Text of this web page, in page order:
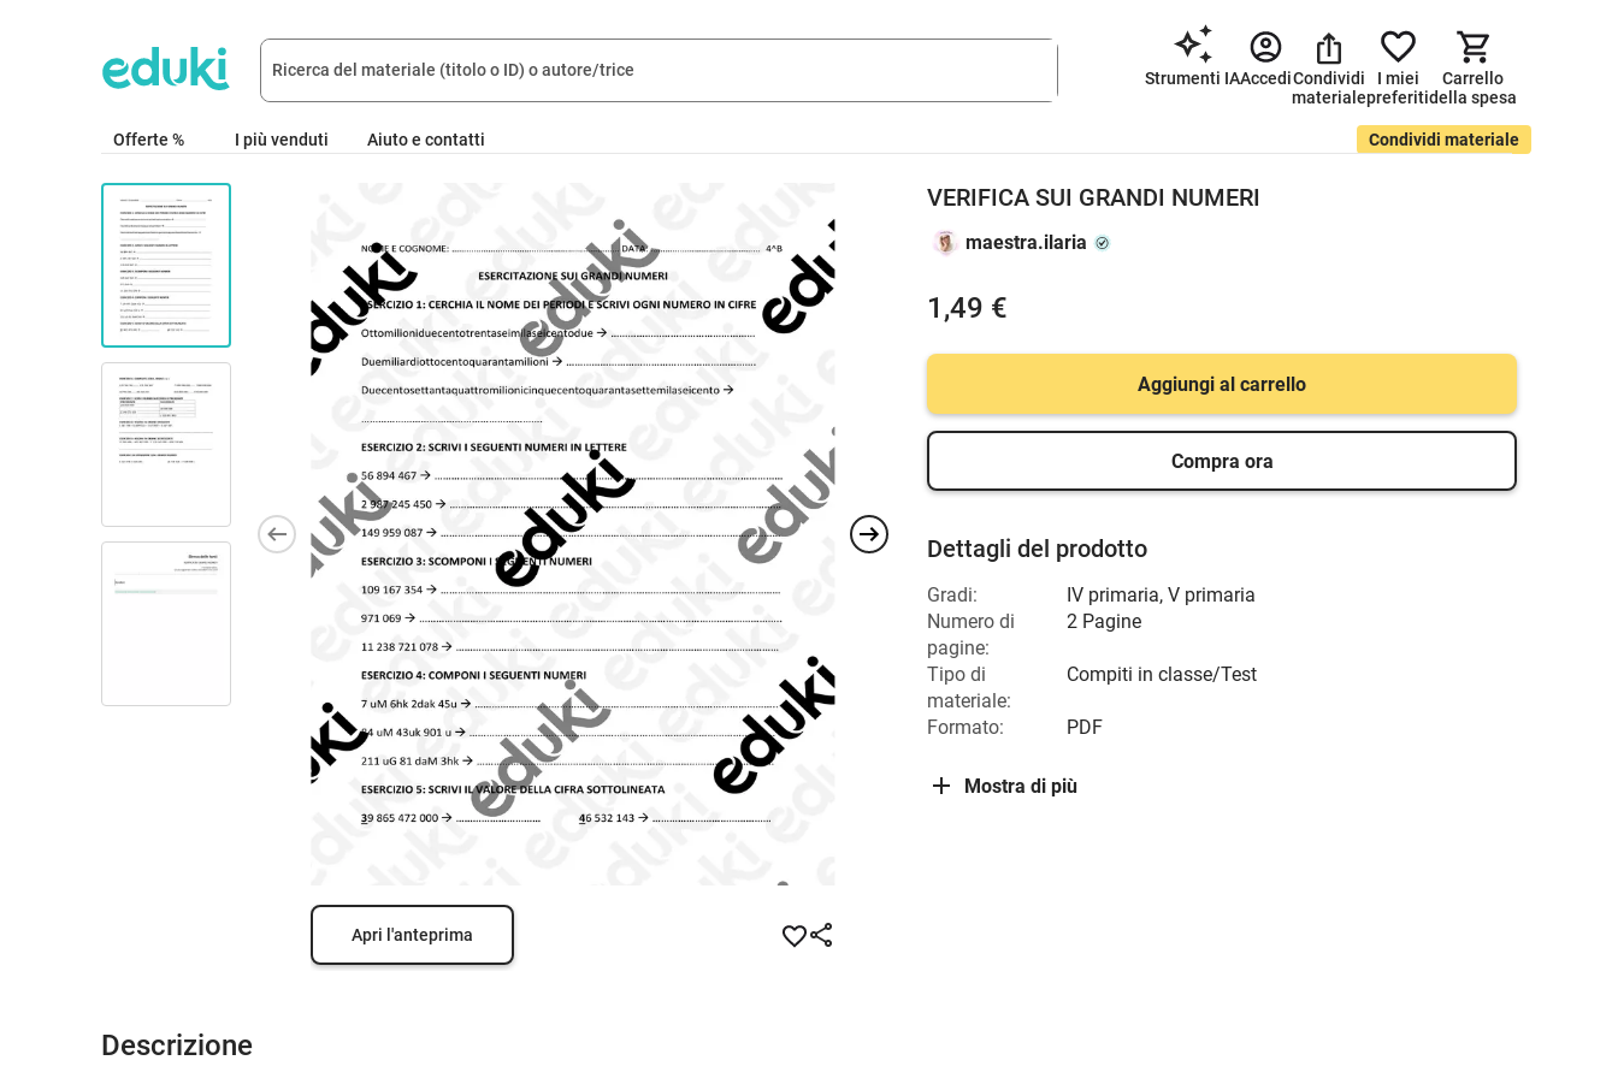
Strumenti IAAccediCondividi
materiale
I miei
preferiti
Carrello
della spesa
Offerte % I più venduti Condividi materiale
Aiuto e contatti
Apri l'anteprima
Descrizione
VERIFICA SUI GRANDI NUMERI
maestra.ilaria
1,49 €
Aggiungi al carrello
Compra ora
Dettagli del prodotto
Gradi: IV primaria, V primaria
Numero di
pagine:
2 Pagine
Tipo di
materiale:
Compiti in classe/Test
Formato: PDF
Mostra di più